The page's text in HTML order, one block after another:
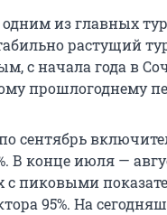
из главных
растущий
с начала года в
прошлогоднему
сентябрь
В конце июля —
пиковыми
95%. На